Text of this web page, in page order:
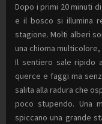
Dopo i primi 20 minuti
e il bosco si illumina
stagione. Molti alberi
una chioma
Il sentiero sale ripido
querce e faggi ma
salita alla radura che
poco stupendo. Una
spiccano una grande